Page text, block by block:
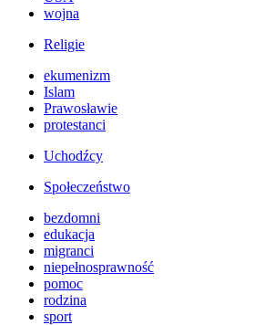
wojna
Religie
ekumenizm
Islam
Prawosławie
protestanci
Uchodźcy
Społeczeństwo
bezdomni
edukacja
migranci
niepełnosprawność
pomoc
rodzina
sport